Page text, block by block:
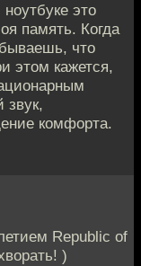
это
память. Когда
что
этом кажется,
звук,
комфорта.
Republic of
)